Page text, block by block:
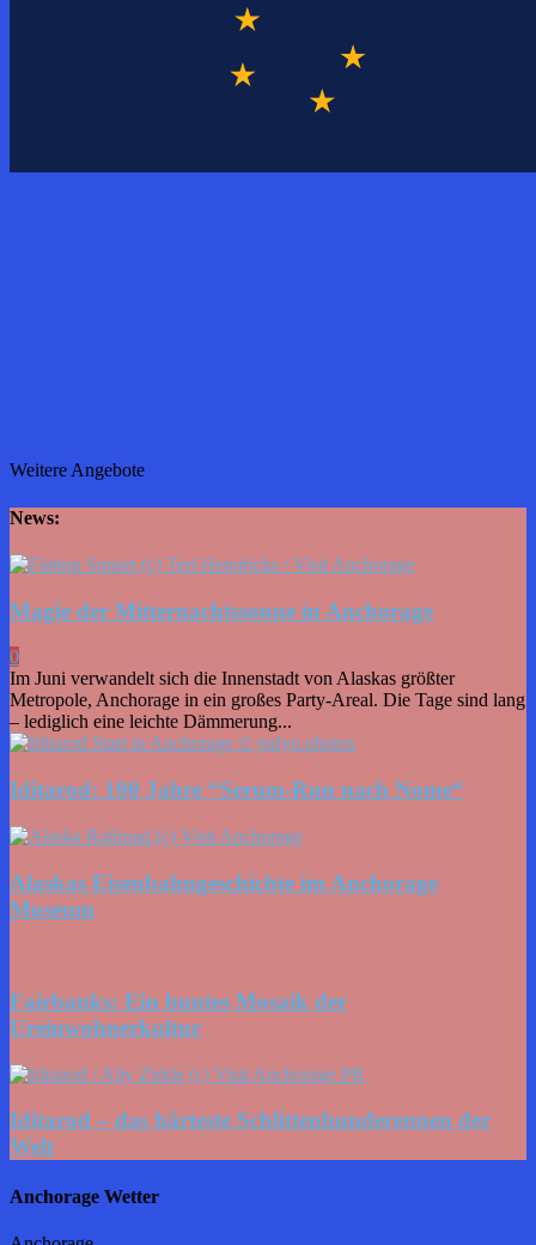
Weitere Angebote
News:
Magie der Mitternachtssonne in Anchorage
0
Im Juni verwandelt sich die Innenstadt von Alaskas größter
Metropole, Anchorage in ein großes Party-Areal. Die Tage sind lang
– lediglich eine leichte Dämmerung...
Iditarod: 100 Jahre “Serum-Run nach Nome“
Alaskas Eisenbahngeschichte im Anchorage
Museum
Fairbanks: Ein buntes Mosaik der
Ureinwohnerkultur
Iditarod – das härteste Schlittenhunderennen der
Welt
Anchorage Wetter